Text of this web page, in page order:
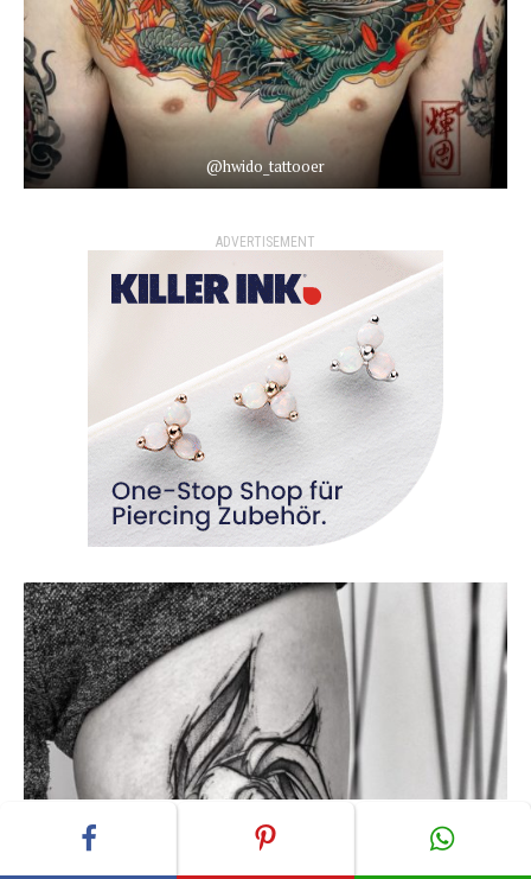
@hwido_tattooer
ADVERTISEMENT